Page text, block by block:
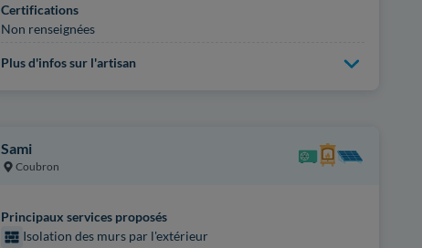
Certifications
Non renseignées
Plus d'infos sur l'artisan
Sami
Coubron
Principaux services proposés
Isolation des murs par l'extérieur